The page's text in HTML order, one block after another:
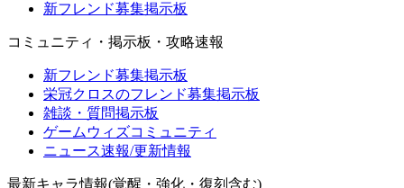
新フレンド募集掲示板
コミュニティ・掲示板・攻略速報
新フレンド募集掲示板
栄冠クロスのフレンド募集掲示板
雑談・質問掲示板
ゲームウィズコミュニティ
ニュース速報/更新情報
最新キャラ情報(覚醒・強化・復刻含む)